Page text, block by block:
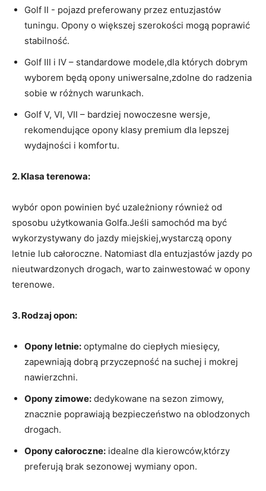
Golf II ⁣- pojazd ‍preferowany przez ⁣entuzjastów
tuningu. Opony o większej szerokości⁣ mogą poprawić
stabilność.
Golf III i IV – standardowe modele,dla których ⁣dobrym
wyborem będą opony uniwersalne,zdolne do radzenia
sobie w różnych warunkach.
Golf V, ​VI, VII – bardziej nowoczesne wersje,
rekomendujące opony klasy ‌premium⁢ dla lepszej
wydajności i komfortu.
2. Klasa‌ terenowa:
wybór opon powinien ⁢być ⁣uzależniony również od
sposobu użytkowania Golfa.Jeśli ⁤samochód ma być
wykorzystywany do jazdy miejskiej,wystarczą opony
letnie⁢ lub całoroczne. Natomiast dla entuzjastów ⁤jazdy​ po
nieutwardzonych drogach, warto ⁢zainwestować w⁢ opony
terenowe.
3. Rodzaj⁣ opon:
Opony letnie: optymalne do ciepłych miesięcy,
‍zapewniają dobrą‌ przyczepność⁤ na suchej ‌i ⁣mokrej
nawierzchni.
Opony zimowe: dedykowane na sezon ⁤zimowy,
znacznie poprawiają bezpieczeństwo‍ na oblodzonych
drogach.
Opony całoroczne: idealne dla kierowców,którzy
preferują brak ​sezonowej ⁤wymiany opon.